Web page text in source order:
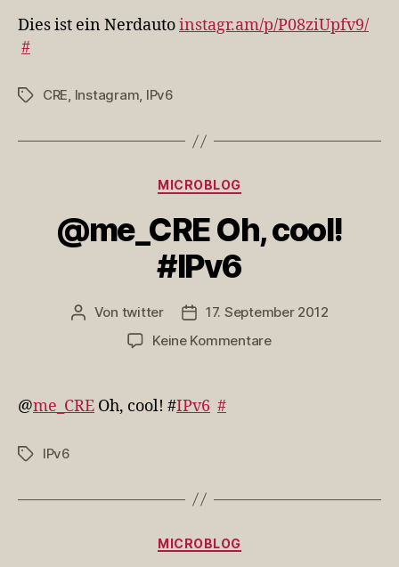
ein
Nerdauto
Dies ist ein Nerdautoinstagr.am/p/P08ziUpfv9/
#
Schlagwörter
CRE, Instagram, IPv6
Kategorien
MICROBLOG
@me_CRE Oh, cool!
#IPv6
Beitragsautor
Von twitter Veröffentlichungsdatum
17. September 2012
Keine Kommentarezu
@me_CRE Oh, cool! #IPv6 #
Schlagwörter
IPv6
Kategorien
MICROBLOG